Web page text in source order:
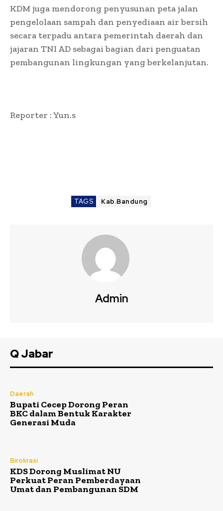
KDM juga mendorong penyusunan peta jalan
pengelolaan sampah dan penyediaan air bersih
secara terpadu antara pemerintah daerah dan
jajaran TNI AD sebagai bagian dari penguatan
pembangunan lingkungan yang berkelanjutan.
Reporter : Yun.s
TAGS Kab.Bandung
Admin
Q Jabar
Daerah
Bupati Cecep Dorong Peran
BKC dalam Bentuk Karakter
Generasi Muda
Birokrasi
KDS Dorong Muslimat NU
Perkuat Peran Pemberdayaan
Umat dan Pembangunan SDM